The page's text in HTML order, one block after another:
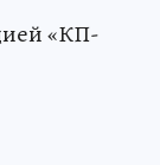
«КП-